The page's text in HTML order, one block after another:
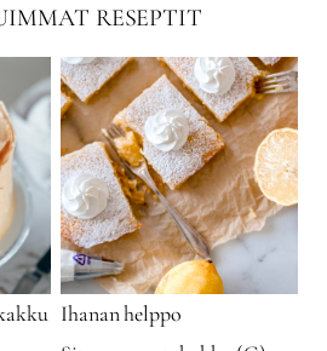
RESEPTIT
Ihanan helppo